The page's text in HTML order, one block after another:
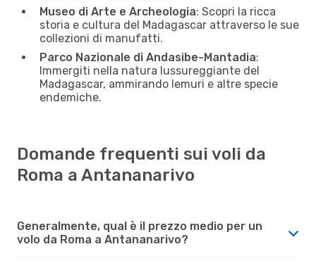
Museo di Arte e Archeologia: Scopri la ricca
storia e cultura del Madagascar attraverso le sue
collezioni di manufatti.
Parco Nazionale di Andasibe-Mantadia:
Immergiti nella natura lussureggiante del
Madagascar, ammirando lemuri e altre specie
endemiche.
Domande frequenti sui voli da
Roma a Antananarivo
Generalmente, qual è il prezzo medio per un
volo da Roma a Antananarivo?